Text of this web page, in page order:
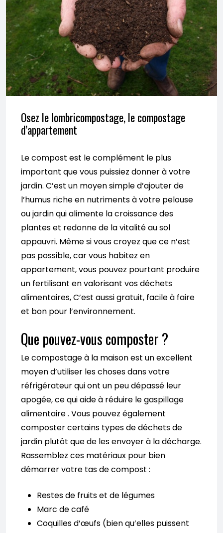
Osez le lombricompostage, le compostage
d’appartement
Le compost est le complément le plus
important que vous puissiez donner à votre
jardin. C’est un moyen simple d’ajouter de
l’humus riche en nutriments à votre pelouse
ou jardin qui alimente la croissance des
plantes et redonne de la vitalité au sol
appauvri. Même si vous croyez que ce n’est
pas possible, car vous habitez en
appartement, vous pouvez pourtant produire
un fertilisant en valorisant vos déchets
alimentaires, C’est aussi gratuit, facile à faire
et bon pour l’environnement.
Que pouvez-vous composter ?
Le compostage à la maison est un excellent
moyen d’utiliser les choses dans votre
réfrigérateur qui ont un peu dépassé leur
apogée, ce qui aide à réduire le gaspillage
alimentaire . Vous pouvez également
composter certains types de déchets de
jardin plutôt que de les envoyer à la décharge.
Rassemblez ces matériaux pour bien
démarrer votre tas de compost :
Restes de fruits et de légumes
Marc de café
Coquilles d’œufs (bien qu’elles puissent